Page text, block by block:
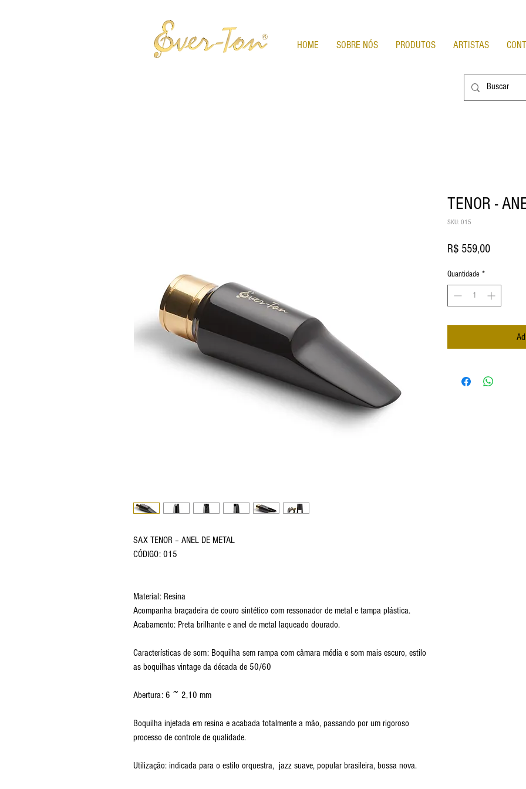
HOME SOBRE NÓS PRODUTOS ARTISTAS
SAX TENOR – ANEL DE METAL
CÓDIGO: 015
Material: Resina
Acompanha braçadeira de couro sintético com ressonador de metal e tampa plástica.
Acabamento: Preta brilhante e anel de metal laqueado dourado.
Características de som: Boquilha sem rampa com câmara média e som mais escuro, estilo
as boquilhas vintage da década de 50/60
Abertura: 6 ~ 2,10 mm
Boquilha injetada em resina e acabada totalmente a mão, passando por um rigoroso
processo de controle de qualidade.
Utilização: indicada para o estilo orquestra, jazz suave, popular brasileira, bossa nova.
TENOR -
SKU: 015
R$ 559,00Preço
Quantidade *